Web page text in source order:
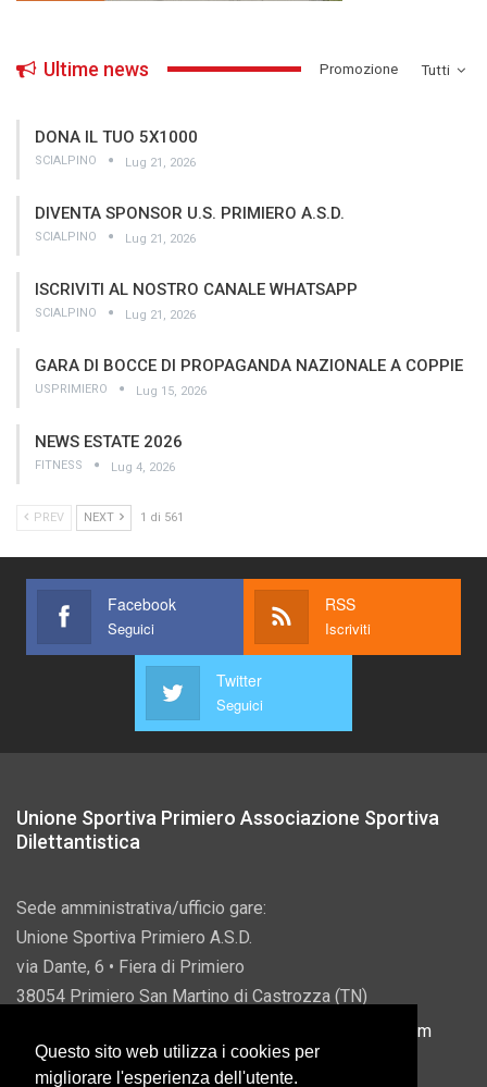
Tutti
Ultime news ­Promozione
DONA IL TUO 5X1000
SCIALPINO Lug 21, 2026
DIVENTA SPONSOR U.S. PRIMIERO A.S.D.
SCIALPINO Lug 21, 2026
ISCRIVITI AL NOSTRO CANALE WHATSAPP
SCIALPINO Lug 21, 2026
GARA DI BOCCE DI PROPAGANDA NAZIONALE A COPPIE
USPRIMIERO Lug 15, 2026
NEWS ESTATE 2026
FITNESS Lug 4, 2026
PREV NEXT 1 di 561
Facebook
Seguici
RSS
Iscriviti
Twitter
Seguici
Unione Sportiva Primiero Associazione Sportiva
Dilettantistica
Sede amministrativa/ufficio gare:
Unione Sportiva Primiero A.S.D.
via Dante, 6 • Fiera di Primiero
38054 Primiero San Martino di Castrozza (TN)
info@usprimiero.com
Questo sito web utilizza i cookies per
migliorare l'esperienza dell'utente.